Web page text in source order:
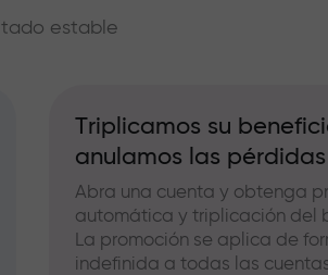
estable
Triplicamos su
anulamos las pérdidas
Abra una cuenta y obtenga
automática y triplicación del
La promoción se aplica de
indefinida a todas las